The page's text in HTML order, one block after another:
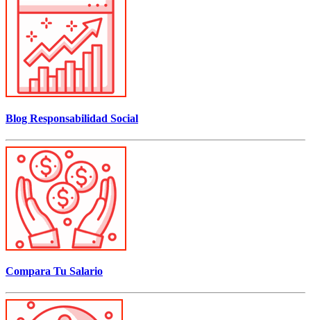
Blog Responsabilidad Social
Compara Tu Salario